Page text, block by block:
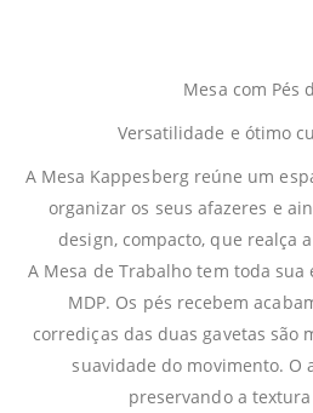
Mesa com Pés
Versatilidade e ótimo
A Mesa Kappesberg reúne um
organizar os seus afazeres e
design, compacto, que realça
A Mesa de Trabalho tem toda
MDP. Os pés recebem
corrediças das duas gavetas são
suavidade do movimento. O
preservando a